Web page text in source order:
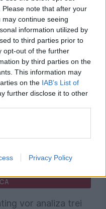
note that after your
continue seeing
information utilized by
to third parties prior to
opt-out of the further
by third parties on the
This information may
on the IAB’s List of
further disclose it to other
Privacy Policy
AUR pentru
Nicușor Dan.
și conexiuni
vor analiza trei